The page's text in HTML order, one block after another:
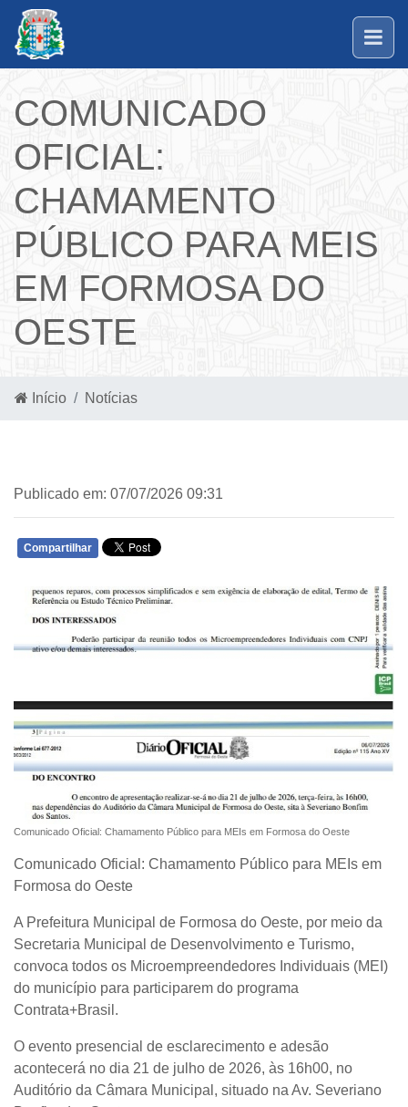
COMUNICADO
OFICIAL:
CHAMAMENTO
PÚBLICO PARA MEIS
EM FORMOSA DO
OESTE
Início Notícias
Publicado em: 07/07/2026 09:31
Compartilhar
Comunicado Oficial: Chamamento Público para MEIs em Formosa do Oeste
Comunicado Oficial: Chamamento Público para MEIs em
Formosa do Oeste
A Prefeitura Municipal de Formosa do Oeste, por meio da
Secretaria Municipal de Desenvolvimento e Turismo,
convoca todos os Microempreendedores Individuais (MEI)
do município para participarem do programa
Contrata+Brasil .
O evento presencial de esclarecimento e adesão
acontecerá no dia 21 de julho de 2026, às 16h00, no
Auditório da Câmara Municipal, situado na Av. Severiano